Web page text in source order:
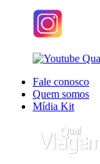
Fale conosco
Quem somos
Mídia Kit